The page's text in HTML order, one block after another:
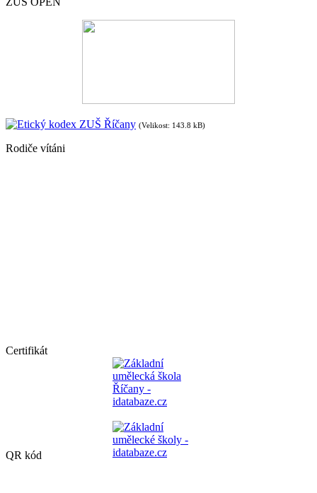
Etický kodex ZUŠ Říčany (Velikost: 143.8 kB)
Rodiče vítáni
Certifikát
QR kód